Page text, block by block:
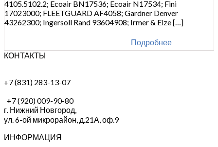
4105.5102.2; Ecoair BN17536; Ecoair N17534; Fini
17023000; FLEETGUARD AF4058; Gardner Denver
43262300; Ingersoll Rand 93604908; Irmer & Elze […]
Подробнее
КОНТАКТЫ
+7 (831) 283-13-07
+7 (920) 009-90-80
г. Нижний Новгород,
ул. 6-ой микрорайон, д.21А,оф.9
ИНФОРМАЦИЯ